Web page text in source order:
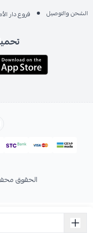
الشحن والتوصيل
فروع دار
الحقوق